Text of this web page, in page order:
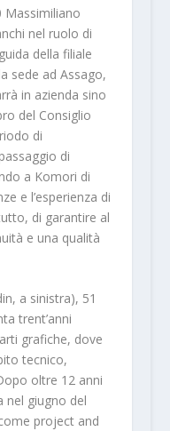
Massimiliano
nel ruolo di
della filiale
sede ad Assago,
in azienda sino
del Consiglio
di
di
a Komori di
e l’esperienza di
di garantire al
e una qualità
a sinistra), 51
trent’anni
grafiche, dove
tecnico,
oltre 12 anni
nel giugno del
project and